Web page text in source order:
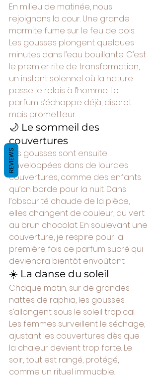
En milieu de matinée, nous
rejoignons la cour. Une grande
marmite fume sur le feu de bois.
Les gousses plongent quelques
minutes dans l’eau bouillante. C’est
le premier rite de transformation,
un instant solennel où la nature
passe le relais à l’homme. Le
parfum s’échappe déjà, discret
mais prometteur.
🌙 Le sommeil des
couvertures
Les gousses sont ensuite
enveloppées dans de lourdes
couvertures, comme des enfants
qu’on borde pour la nuit. Dans
l’obscurité chaude de la pièce,
elles changent de couleur, du vert
au brun chocolat. En soulevant une
couverture, je respire pour la
première fois ce parfum sucré qui
deviendra bientôt envoûtant.
☀️ La danse du soleil
Chaque matin, sur de grandes
nattes de raphia, les gousses
s’allongent sous le soleil tropical.
Les femmes surveillent le séchage,
ajustant les couvertures dès que
la chaleur devient trop forte. Le
soir, tout est rangé, protégé,
comme un rituel immuable.
REVIEWS